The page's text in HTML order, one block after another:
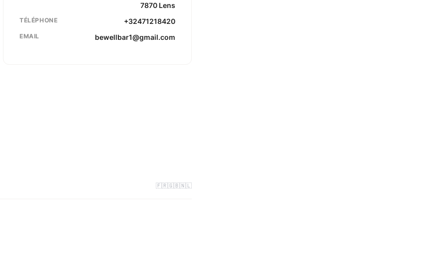
7870 Lens
TÉLÉPHONE +32471218420
EMAIL bewellbar1@gmail.com
🇫🇷🇬🇧🇳🇱